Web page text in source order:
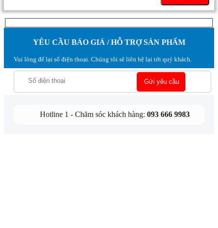
YÊU CẦU BÁO GIÁ / HỖ TRỢ SẢN PHẨM
Vui lòng để lại số điện thoại. Chúng tôi sẽ liên hệ lại tới quý khách.
Hotline 1 - Chăm sóc khách hàng: 093 666 9983